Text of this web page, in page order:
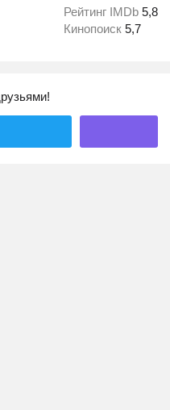
Рейтинг IMDb 5,8
Кинопоиск 5,7